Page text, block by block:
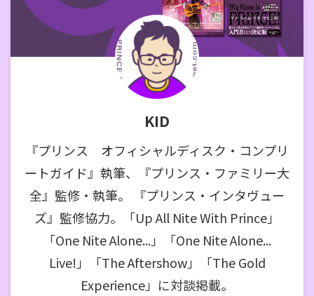
KID
『プリンス オフィシャルディスク・コンプリ
ートガイド』執筆、『プリンス・ファミリー大
全』監修・執筆。 『プリンス・インタヴュー
ズ』監修協力。「Up All Nite With Prince」
「One Nite Alone...」「One Nite Alone...
Live!」「The Aftershow」「The Gold
Experience」に対談掲載。